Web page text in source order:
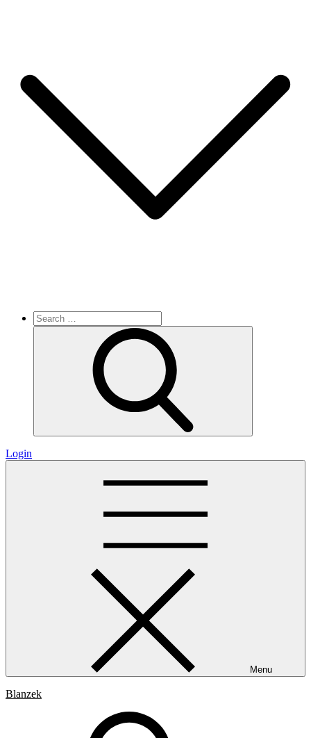
Search
for:
Login
Menu
Blanzek